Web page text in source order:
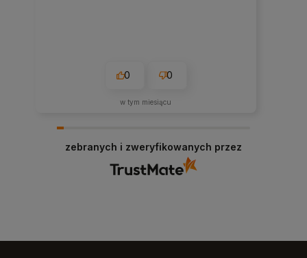
0 0
w tym miesiącu
zebranych i zweryfikowanych przez